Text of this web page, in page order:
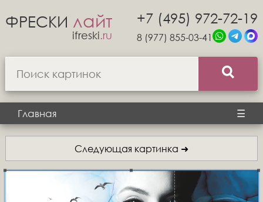
ФРЕСКИ лайт
ifreski.ru
+7 (495) 972-72-19
8 (977) 855-03-41
Главная ☰
Следующая картинка ➜